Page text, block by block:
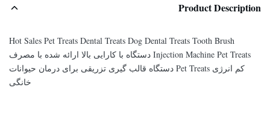
Product Description
Hot Sales Pet Treats Dental Treats Dog Dental Treats Tooth Brush
Injection Machine Pet Treats دستگاه با کارایی بالا ارائه شده با مصرف
کم انرژی Pet Treats دستگاه قالب گیری تزریقی برای درمان حیوانات
خانگی